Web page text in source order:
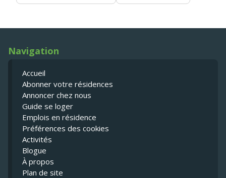
Navigation
Accueil
Abonner votre résidences
Annoncer chez nous
Guide se loger
Emplois en résidence
Préférences des cookies
Activités
Blogue
À propos
Plan de site